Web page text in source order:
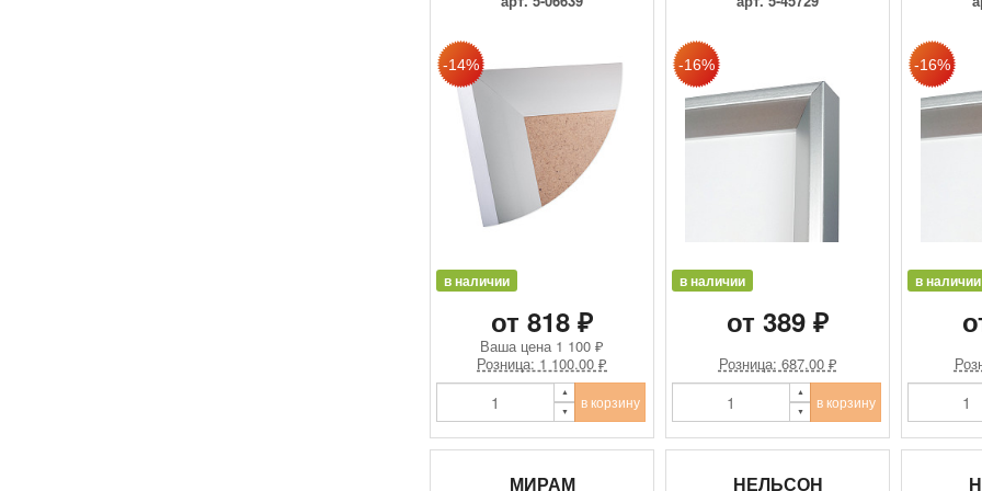
в наличии
от 818 ₽
Ваша цена 1 100 ₽
Розница: 1 100.00 ₽
в корзину
в наличии
от 389 ₽
Розница: 687.00 ₽
в корзину
в наличии
МИРАМ НЕЛЬСОН